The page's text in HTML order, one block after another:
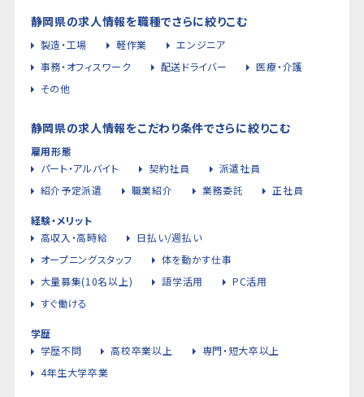
静岡県の求人情報を職種でさらに絞りこむ
製造・工場 軽作業
エンジニア
事務・オフィスワーク
配送ドライバー
医療・介護
その他
静岡県の求人情報をこだわり条件でさらに絞りこむ
雇用形態
パート・アルバイト
契約社員
派遣社員
紹介予定派遣
職業紹介 業務委託 正社員
経験・メリット
高収入・高時給
日払い/週払い
オープニングスタッフ
体を動かす仕事
大量募集(10名以上)
語学活用
PC活用
すぐ働ける
学歴
学歴不問
高校卒業以上
専門・短大卒以上
4年生大学卒業